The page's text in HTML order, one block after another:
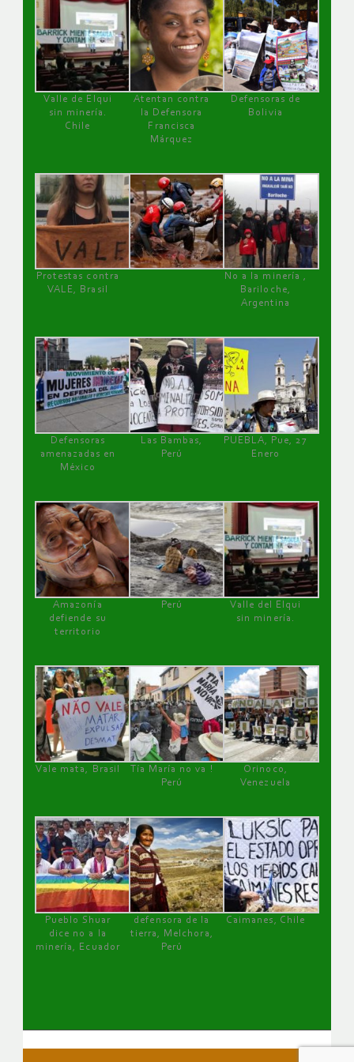
Valle de Elqui
sin minería.
Chile
Atentan contra
la Defensora
Francisca
Márquez
Defensoras de
Bolivia
Protestas contra
VALE, Brasil
No a la minería ,
Bariloche,
Argentina
Defensoras
amenazadas en
México
Las Bambas,
Perú
PUEBLA, Pue, 27
Enero
Amazonía
defiende su
territorio
Perú
Valle del Elqui
sin minería.
Vale mata, Brasil
Tía María no va !
Perú
Orinoco,
Venezuela
Pueblo Shuar
dice no a la
minería, Ecuador
defensora de la
tierra, Melchora,
Perú
Caimanes, Chile